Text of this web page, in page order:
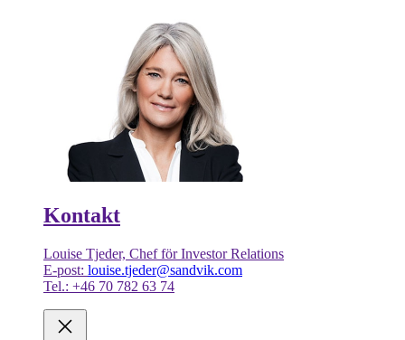
Kontakt
Louise Tjeder, Chef för Investor Relations
E-post: louise.tjeder@sandvik.com
Tel.: +46 70 782 63 74